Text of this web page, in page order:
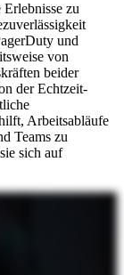
zu
und
von
beider
der Echtzeit-
Arbeitsabläufe
Teams zu
sich auf